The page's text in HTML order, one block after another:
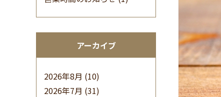
アーカイブ
2026年8月 (10)
2026年7月 (31)